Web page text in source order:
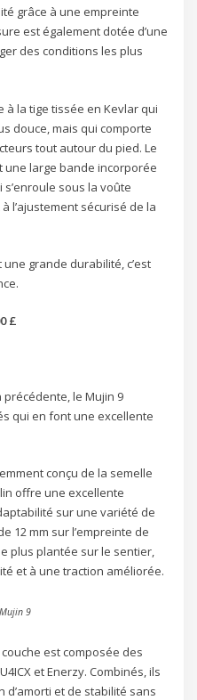
grâce à une empreinte
est également dotée d’une
des conditions les plus
à la tige tissée en Kevlar qui
douce, mais qui comporte
tout autour du pied. Le
une large bande incorporée
sous la voûte
l’ajustement sécurisé de la
grande durabilité, c’est
£
le Mujin 9
qui en font une excellente
conçu de la semelle
offre une excellente
sur une variété de
12 mm sur l’empreinte de
plus plantée sur le sentier,
et à une traction améliorée.
9
est composée des
et Enerzy. Combinés, ils
et de stabilité sans